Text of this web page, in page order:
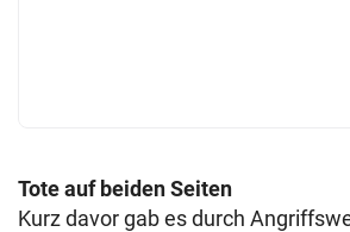
Tote auf beiden Seiten
Kurz davor gab es durch